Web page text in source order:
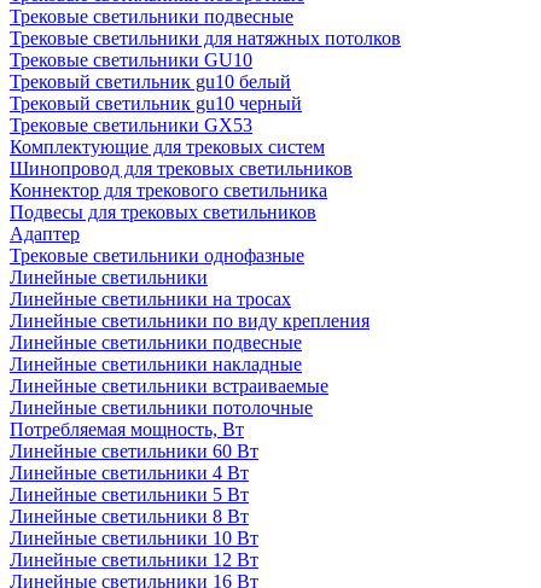
Трековые светильники подвесные
Трековые светильники для натяжных потолков
Трековые светильники GU10
Трековый светильник gu10 белый
Трековый светильник gu10 черный
Трековые светильники GX53
Комплектующие для трековых систем
Шинопровод для трековых светильников
Коннектор для трекового светильника
Подвесы для трековых светильников
Адаптер
Трековые светильники однофазные
Линейные светильники
Линейные светильники на тросах
Линейные светильники по виду крепления
Линейные светильники подвесные
Линейные светильники накладные
Линейные светильники встраиваемые
Линейные светильники потолочные
Потребляемая мощность, Вт
Линейные светильники 60 Вт
Линейные светильники 4 Вт
Линейные светильники 5 Вт
Линейные светильники 8 Вт
Линейные светильники 10 Вт
Линейные светильники 12 Вт
Линейные светильники 16 Вт